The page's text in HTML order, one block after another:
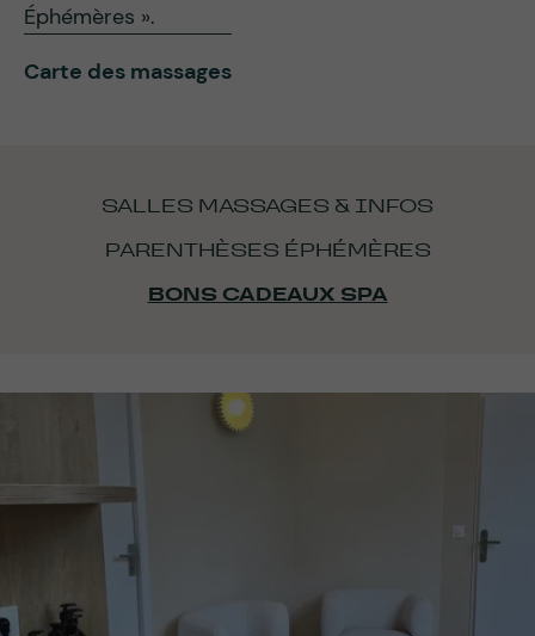
Éphémères ».
Carte des massages
SALLES MASSAGES & INFOS
PARENTHÈSES ÉPHÉMÈRES
BONS CADEAUX SPA